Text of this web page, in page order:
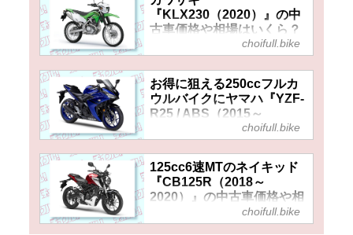
『KLX230（2020）』の中
古車価格や相場はいくら？
低走行個体の多い高年式モ
デルでオフロード入門の選
択肢としておすすめ！
choifull.bike
お得に狙える250ccフルカ
ウルバイクにヤマハ『YZF-
R25 / ABS（2015～
2018）』の中古車価格や相
場はいくら？ 本格スポーツ
モデルだけど初期投資をか
なり抑えて乗り出せる！
choifull.bike
125cc6速MTのネイキッド
『CB125R（2018～
2020）』の中古車価格や相
場はいくら？ 維持費も安い
し、初期型なら総額30万円
choifull.bike